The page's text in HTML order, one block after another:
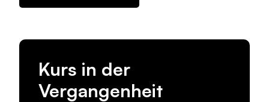
Kurs in der
Vergangenheit